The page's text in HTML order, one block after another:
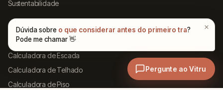
Sustentabilidade
FERRAMENTAS
Calculadora de Concreto
Calculadora de Escada
Calculadora de Telhado
Calculadora de Piso